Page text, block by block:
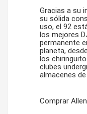
Gracias a su
su sólida
uso, el 92
los mejores
permanente
planeta,
los
clubes
almacenes
Comprar